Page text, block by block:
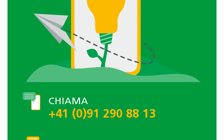
CHIAMA
+41 (0)91 290 88 13